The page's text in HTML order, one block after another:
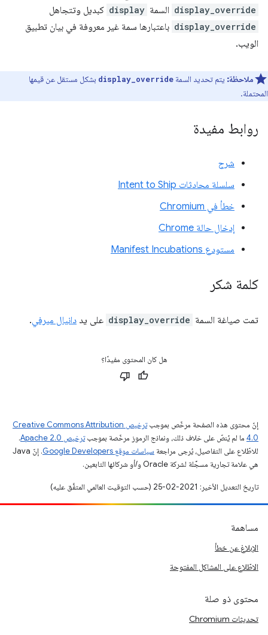
display_override السمة display كبديل وتتجاهل
display_override باعتبارها سمة غير معروفة في بيان تطبيق
الويب.
ملاحظة: يتم تحديد السمة display_override بشكل مستقل عن قيمها
المحتملة.
روابط مفيدة
شرح
سلسلة محادثات Intent to Ship
خطأ في Chromium
إدخال حالة Chrome
مستودع Manifest Incubations
كلمة شكر
تمت صياغة السمة display_override على يد دانيال ميرفي.
هل كان المحتوى مفيدًا؟
إنّ محتوى هذه الصفحة مرخّص بموجب
ترخيص Creative Commons Attribution
4.0‏ ما لم يُنصّ على خلاف ذلك، ونماذج الرموز مرخّصة بموجبترخيص Apache 2.0‏
.
للاطّلاع على التفاصيل، يُرجى مراجعة سياسات موقع Google Developers‏
. إنّ Java
هي علامة تجارية مسجَّلة لشركة Oracle و/أو شركائها التابعين.
تاريخ التعديل الأخير: 2021-02-25 (حسب التوقيت العالمي المتفَّق عليه)
مساهمة
الإبلاغ عن خطأ
الاطّلاع على المشاكل المفتوحة
محتوى ذو صلة
تحديثات Chromium